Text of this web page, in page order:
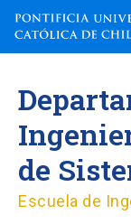
contenido
de
Escuela de